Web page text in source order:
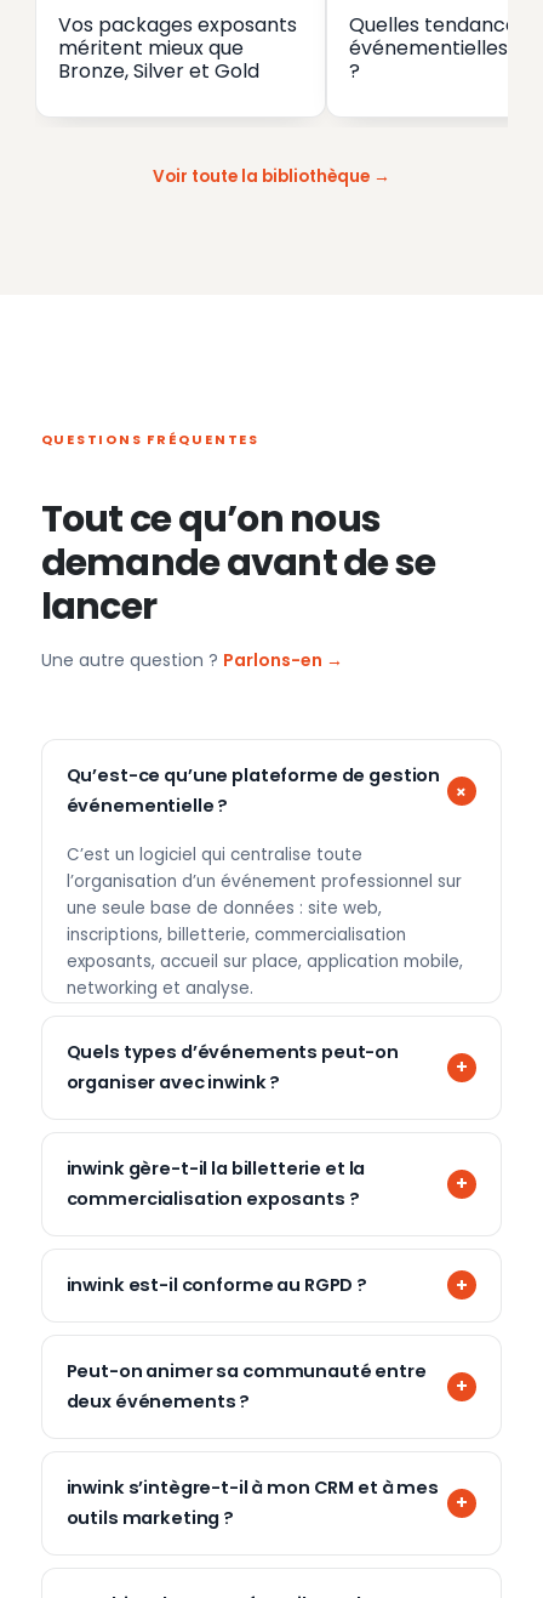
Vos packages exposants
méritent mieux que
Bronze, Silver et Gold
Quelles tendances
événementielles en
?
Voir toute la bibliothèque
QUESTIONS FRÉQUENTES
Tout ce qu’on nous
demande avant de se
lancer
Une autre question ? Parlons-en →
Qu’est-ce qu’une plateforme de gestion
événementielle ?
C’est un logiciel qui centralise toute
l’organisation d’un événement professionnel sur
une seule base de données : site web,
inscriptions, billetterie, commercialisation
exposants, accueil sur place, application mobile,
networking et analyse.
Quels types d’événements peut-on
organiser avec inwink ?
inwink gère-t-il la billetterie et la
commercialisation exposants ?
inwink est-il conforme au RGPD ?
Peut-on animer sa communauté entre
deux événements ?
inwink s’intègre-t-il à mon CRM et à mes
outils marketing ?